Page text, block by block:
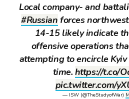
Local company- and
#Russian forces
14-15 likely indicate
offensive operations
attempting to encircle
time. https://t.co/
pic.twitter.com/
— ISW (@TheStudyofWar)